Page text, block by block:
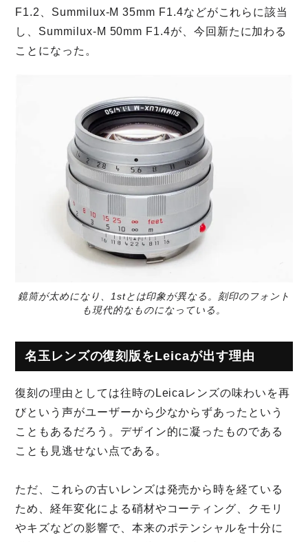
F1.2、Summilux-M 35mm F1.4などがこれらに該当
し、Summilux-M 50mm F1.4が、今回新たに加わる
ことになった。
鏡筒が太めになり、1stとは印象が異なる。刻印のフォント
も現代的なものになっている。
名玉レンズの復刻版をLeicaが出す理由
復刻の理由としては往時のLeicaレンズの味わいを再
びという声がユーザーから少なからずあったという
こともあるだろう。デザイン的に凝ったものである
ことも見逃せない点である。
ただ、これらの古いレンズは発売から時を経ている
ため、経年変化による硝材やコーティング、クモリ
やキズなどの影響で、本来のポテンシャルを十分に